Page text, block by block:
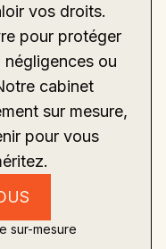
vos droits.
pour protéger
ou
cabinet
sur mesure,
pour vous
sur-mesure